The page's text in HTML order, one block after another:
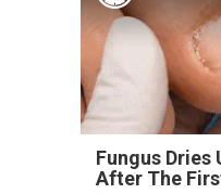
Fungus Dries
After The